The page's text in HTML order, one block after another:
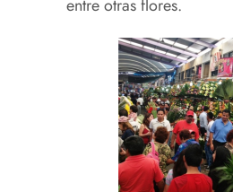
entre otras flores.